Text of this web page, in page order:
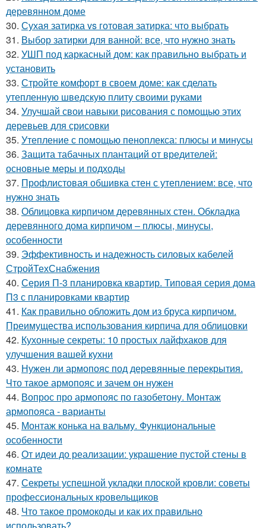
деревянном доме
30. Сухая затирка vs готовая затирка: что выбрать
31. Выбор затирки для ванной: все, что нужно знать
32. УШП под каркасный дом: как правильно выбрать и
установить
33. Стройте комфорт в своем доме: как сделать
утепленную шведскую плиту своими руками
34. Улучшай свои навыки рисования с помощью этих
деревьев для срисовки
35. Утепление с помощью пеноплекса: плюсы и минусы
36. Защита табачных плантаций от вредителей:
основные меры и подходы
37. Профлистовая обшивка стен с утеплением: все, что
нужно знать
38. Облицовка кирпичом деревянных стен. Обкладка
деревянного дома кирпичом – плюсы, минусы,
особенности
39. Эффективность и надежность силовых кабелей
СтройТехСнабжения
40. Серия П-3 планировка квартир. Типовая серия дома
П3 с планировками квартир
41. Как правильно обложить дом из бруса кирпичом.
Преимущества использования кирпича для облицовки
42. Кухонные секреты: 10 простых лайфхаков для
улучшения вашей кухни
43. Нужен ли армопояс под деревянные перекрытия.
Что такое армопояс и зачем он нужен
44. Вопрос про армопояс по газобетону. Монтаж
армопояса - варианты
45. Монтаж конька на вальму. Функциональные
особенности
46. От идеи до реализации: украшение пустой стены в
комнате
47. Секреты успешной укладки плоской кровли: советы
профессиональных кровельщиков
48. Что такое промокоды и как их правильно